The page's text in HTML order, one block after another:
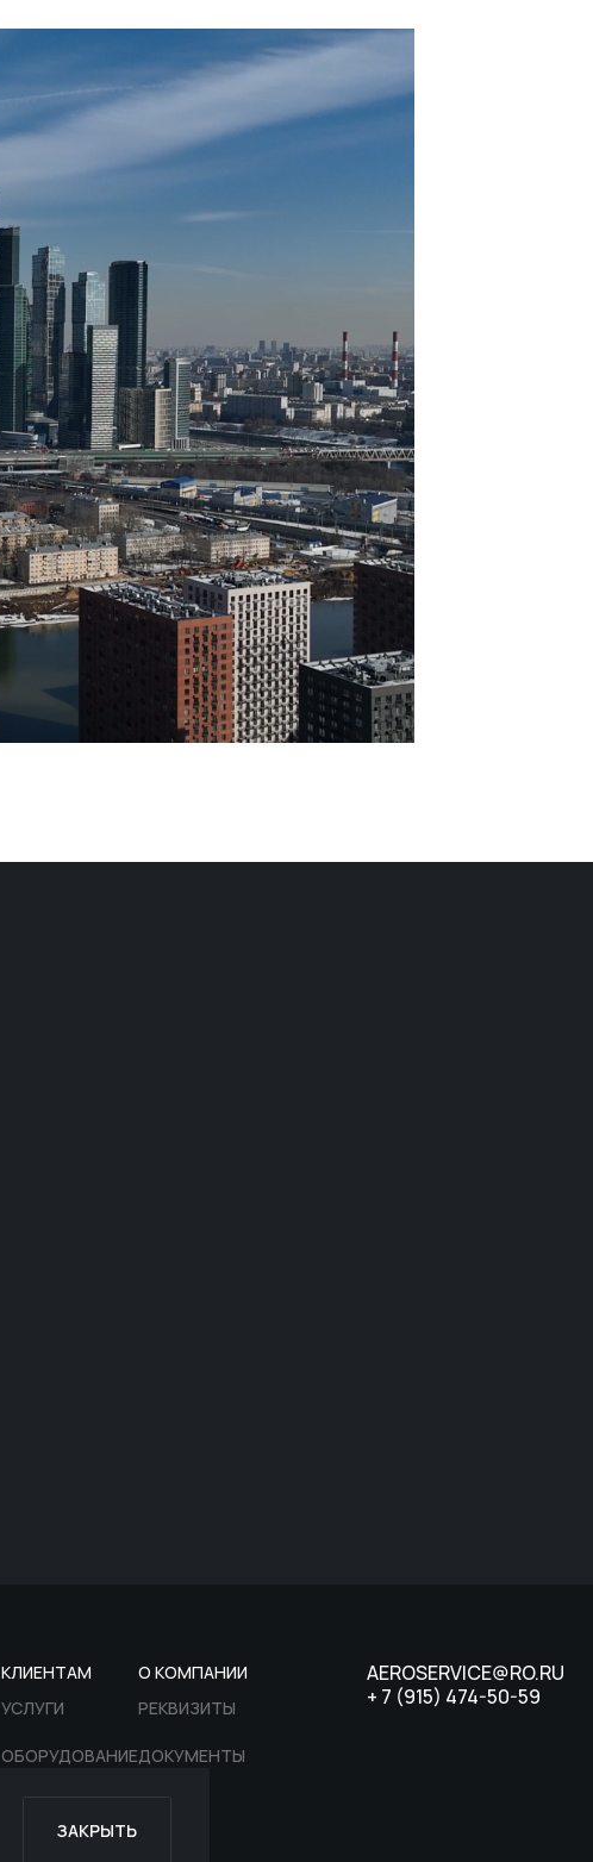
КЛИЕНТАМ
УСЛУГИ
ОБОРУДОВАНИЕ
О КОМПАНИИ
РЕКВИЗИТЫ
ДОКУМЕНТЫ
AEROSERVICE@RO.RU
+ 7 (915) 474-50-59
ЗАКРЫТЬ